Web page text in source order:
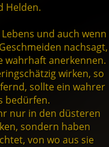
Helden.
und auch wenn
nachsagt,
wahrhaft anerkennen.
wirken, so
sollte ein wahrer
bedürfen.
nur in den düsteren
sondern haben
von wo aus sie